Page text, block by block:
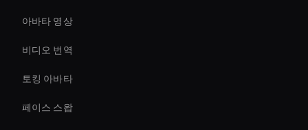
아바타 영상
비디오 번역
토킹 아바타
페이스 스왑